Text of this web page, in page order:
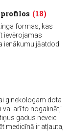
(18)
formas, kas
ievērojamas
ienākumu jāatdod
ginekologam dota
vai arī to nogalināt,"
gadus neveic
medicīnā ir atļauta,